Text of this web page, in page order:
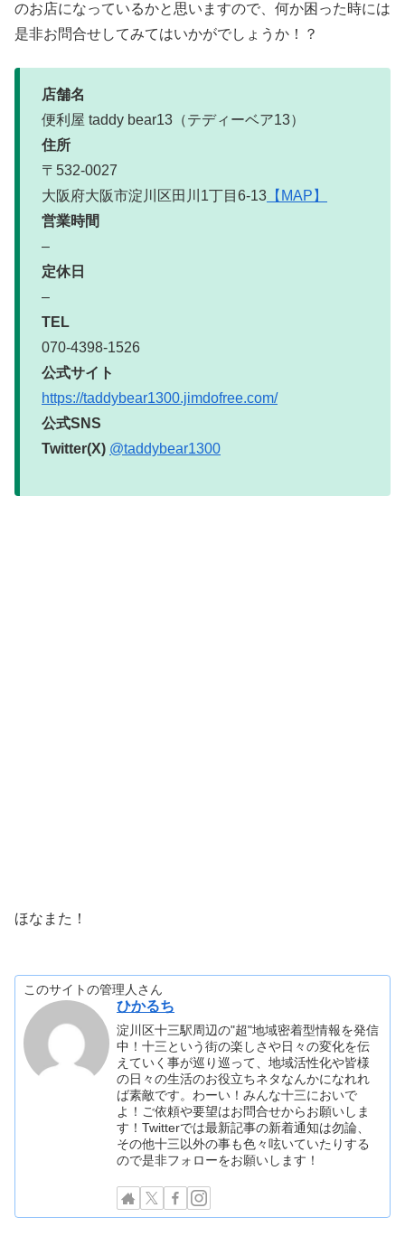
のお店になっているかと思いますので、何か困った時には
是非お問合せしてみてはいかがでしょうか！？
店舗名
便利屋 taddy bear13（テディーベア13）
住所
〒532-0027
大阪府大阪市淀川区田川1丁目6-13 【MAP】
営業時間
–
定休日
–
TEL
070-4398-1526
公式サイト
https://taddybear1300.jimdofree.com/
公式SNS
Twitter(X) @taddybear1300
ほなまた！
このサイトの管理人さん
ひかるち
淀川区十三駅周辺の"超"地域密着型情報を発信
中！十三という街の楽しさや日々の変化を伝
えていく事が巡り巡って、地域活性化や皆様
の日々の生活のお役立ちネタなんかになれれ
ば素敵です。わーい！みんな十三においで
よ！ご依頼や要望はお問合せからお願いしま
す！Twitterでは最新記事の新着通知は勿論、
その他十三以外の事も色々呟いていたりする
ので是非フォローをお願いします！